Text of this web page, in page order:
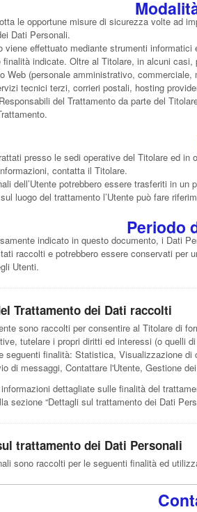
le opportune misure di sicurezza volte ad
Dati Personali.
viene effettuato mediante strumenti
finalità indicate. Oltre al Titolare, in alcuni
Web (personale amministrativo,
tecnici terzi, corrieri postali, hosting
del Trattamento da parte del
presso le sedi operative del Titolare ed
contatta il Titolare.
dell’Utente potrebbero essere trasferiti in
luogo del trattamento l’Utente può fare
Periodo
indicato in questo documento, i Dati
raccolti e potrebbero essere conservati per
Utenti.
Trattamento dei Dati raccolti
sono raccolti per consentire al Titolare di
tutelare i propri diritti ed interessi (o quelli
seguenti finalità: Statistica, Visualizzazione
di messaggi, Contattare l'Utente, Gestione
dettagliate sulle finalità del
sezione “Dettagli sul trattamento dei Dati
trattamento dei Dati Personali
sono raccolti per le seguenti finalità ed